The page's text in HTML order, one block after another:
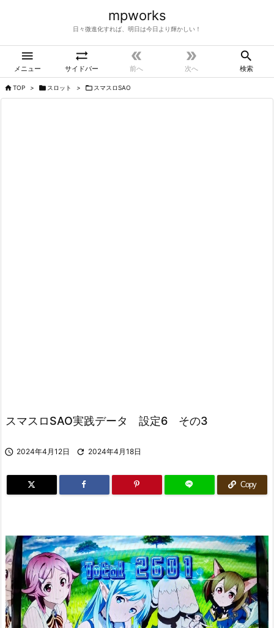
mpworks
日々微進化すれば、明日は今日より輝かしい！

メニュー

サイドバー

前へ

次へ

検索
TOP >  スロット >  スマスロSAO
スマスロSAO実践データ 設定6 その3
 2024年4月12日  2024年4月18日
Copy